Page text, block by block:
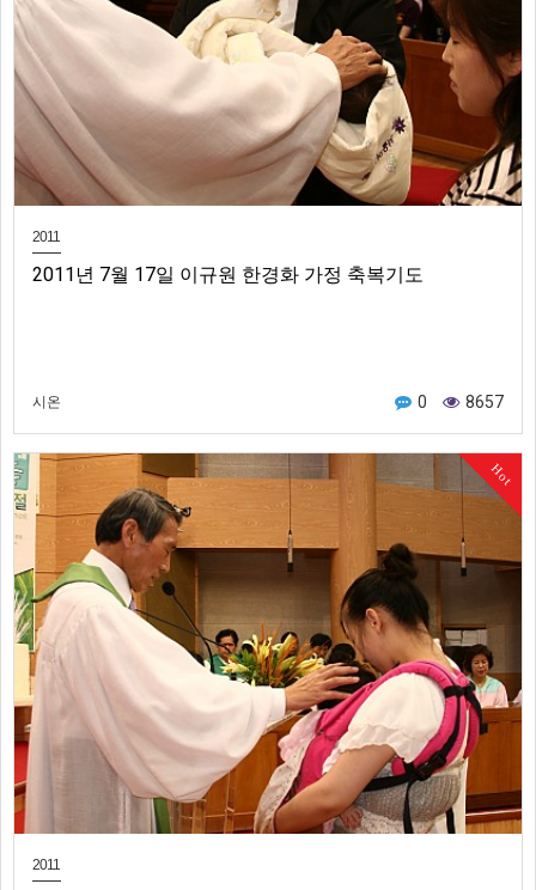
2011
2011년 7월 17일 이규원 한경화 가정 축복기도
시온 0 8657
Hot
2011